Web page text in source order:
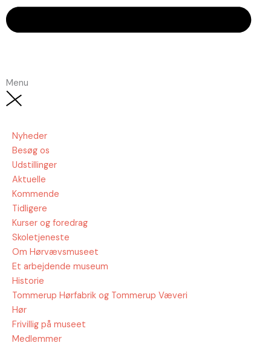
Menu
Nyheder
Besøg os
Udstillinger
Aktuelle
Kommende
Tidligere
Kurser og foredrag
Skoletjeneste
Om Hørvævsmuseet
Et arbejdende museum
Historie
Tommerup Hørfabrik og Tommerup Væveri
Hør
Frivillig på museet
Medlemmer